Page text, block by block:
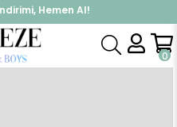
Hemen Al!
Kap, Hemen Üye Ol!
0
Yazlık Elbise Kız Bebek Elbise Unicorn Ekru (9 Ay-3 Yaş)